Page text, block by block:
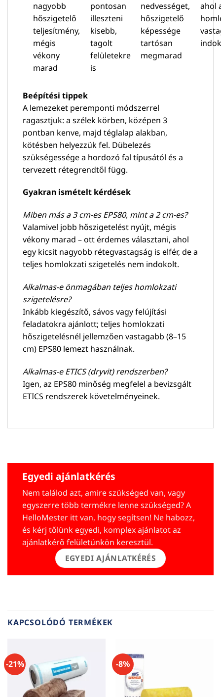
nagyobb
hőszigetelő
teljesítmény,
mégis
vékony
marad
pontosan
illeszteni
kisebb,
tagolt
felületekre
is
nedvességet,
hőszigetelő
képessége
tartósan
megmarad
ahol
Beépítési tippek
A lemezeket peremponti módszerrel
ragasztjuk: a szélek körben, középen 3
pontban kenve, majd téglalap alakban,
kötésben helyezzük fel. Dübelezés
szükségessége a hordozó fal típusától és a
tervezett rétegrendtől függ.
Gyakran ismételt kérdések
Miben más a 3 cm-es EPS80, mint a 2 cm-es?
Valamivel jobb hőszigetelést nyújt, mégis
vékony marad – ott érdemes választani, ahol
egy kicsit nagyobb rétegvastagság is elfér, de a
teljes homlokzati szigetelés nem indokolt.
Alkalmas-e önmagában teljes homlokzati
szigetelésre?
Inkább kiegészítő, sávos vagy felújítási
feladatokra ajánlott; teljes homlokzati
hőszigetelésnél jellemzően vastagabb (8–15
cm) EPS80 lemezt használnak.
Alkalmas-e ETICS (dryvit) rendszerben?
Igen, az EPS80 minőség megfelel a bevizsgált
ETICS rendszerek követelményeinek.
Egyedi ajánlatkérés
Nem találod azt, amire szükséged van, vagy
egyszerre több termékre lenne szükséged? A
HelloMester itt van, hogy segítsen! Ne habozz,
és kérj tőlünk egyedi, komplex ajánlatot az
ajánlatkérő felületünkön keresztül.
EGYEDI AJÁNLATKÉRÉS
KAPCSOLÓDÓ TERMÉKEK
-21% -8%